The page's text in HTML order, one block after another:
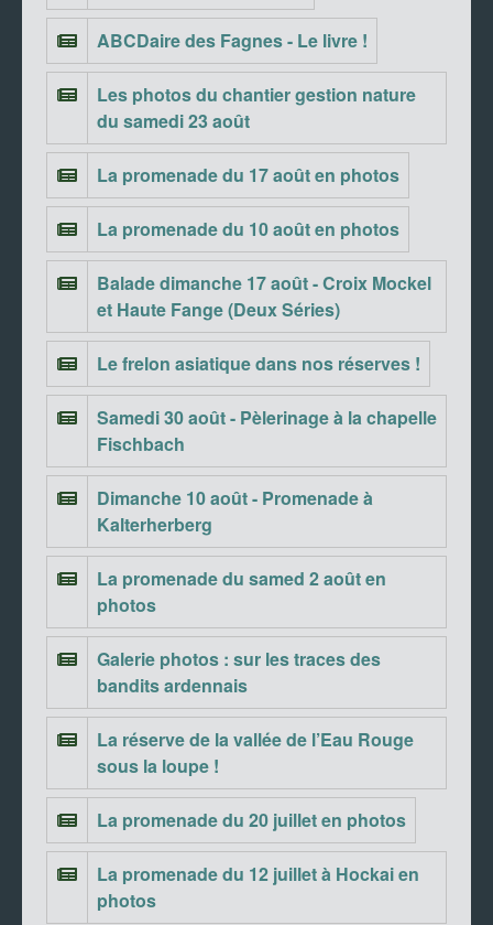
ABCDaire des Fagnes - Le livre !
Les photos du chantier gestion nature
du samedi 23 août
La promenade du 17 août en photos
La promenade du 10 août en photos
Balade dimanche 17 août - Croix Mockel
et Haute Fange (Deux Séries)
Le frelon asiatique dans nos réserves !
Samedi 30 août - Pèlerinage à la chapelle
Fischbach
Dimanche 10 août - Promenade à
Kalterherberg
La promenade du samed 2 août en
photos
Galerie photos : sur les traces des
bandits ardennais
La réserve de la vallée de l’Eau Rouge
sous la loupe !
La promenade du 20 juillet en photos
La promenade du 12 juillet à Hockai en
photos